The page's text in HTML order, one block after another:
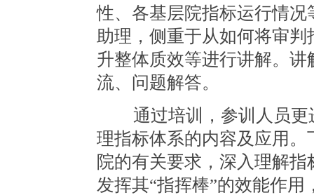
性、各基层院指标运行情
助理，侧重于从如何将审
升整体质效等进行讲解。
流、问题解答。
通过培训，参训人员更
理指标体系的内容及应用
院的有关要求，深入理解
发挥其“指挥棒”的效能作